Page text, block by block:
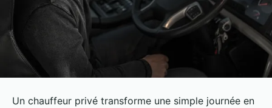
Un chauffeur privé transforme une simple journée en